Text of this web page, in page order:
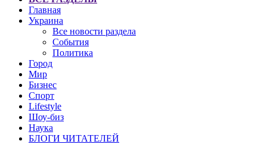
Главная
Украина
Все новости раздела
События
Политика
Город
Мир
Бизнес
Спорт
Lifestyle
Шоу-биз
Наука
БЛОГИ ЧИТАТЕЛЕЙ